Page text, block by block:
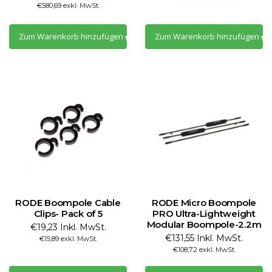
€580,69 exkl. MwSt.
Zum Warenkorb hinzufügen Zum Warenkorb hinzufügen
RODE Boompole Cable
Clips- Pack of 5
€19,23 Inkl. MwSt.
€15,89 exkl. MwSt.
RODE Micro Boompole
PRO Ultra-Lightweight
Modular Boompole-2.2m
€131,55 Inkl. MwSt.
€108,72 exkl. MwSt.